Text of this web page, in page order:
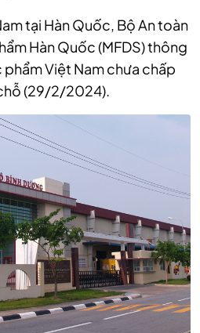
tại Hàn Quốc, Bộ An toàn
Hàn Quốc (MFDS) thông
Việt Nam chưa chấp
(29/2/2024).